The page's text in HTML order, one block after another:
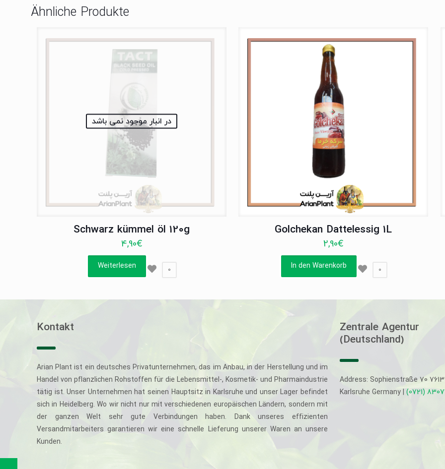
Ähnliche Produkte
در انبار موجود نمی باشد
Schwarz kümmel öl 120g
4,90€
Weiterlesen 0
Golchekan Dattelessig 1L
2,90€
In den Warenkorb 0
Kontakt
Arian Plant ist ein deutsches Privatunternehmen, das im Anbau, in der Herstellung und im
Handel von pflanzlichen Rohstoffen für die Lebensmittel-, Kosmetik- und Pharmaindustrie
tätig ist. Unser Unternehmen hat seinen Hauptsitz in Karlsruhe und unser Lager befindet
sich in Heidelberg. Wo wir nicht nur mit verschiedenen europäischen Ländern, sondern mit
der ganzen Welt sehr gute Verbindungen haben. Dank unseres effizienten
Versandmitarbeiters garantieren wir eine schnelle Lieferung unserer Waren an unsere
Kunden.
Zentrale Agentur
(Deutschland)
Address: Sophienstraße 70
Karlsruhe Germany | (0721)